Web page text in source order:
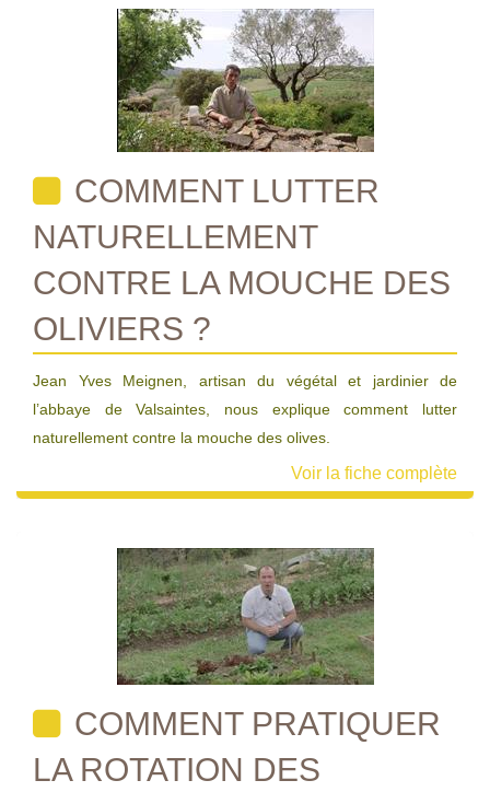
COMMENT LUTTER
NATURELLEMENT
CONTRE LA MOUCHE DES
OLIVIERS ?
Jean Yves Meignen, artisan du végétal et jardinier de
l’abbaye de Valsaintes, nous explique comment lutter
naturellement contre la mouche des olives.
Voir la fiche complète
COMMENT PRATIQUER
LA ROTATION DES